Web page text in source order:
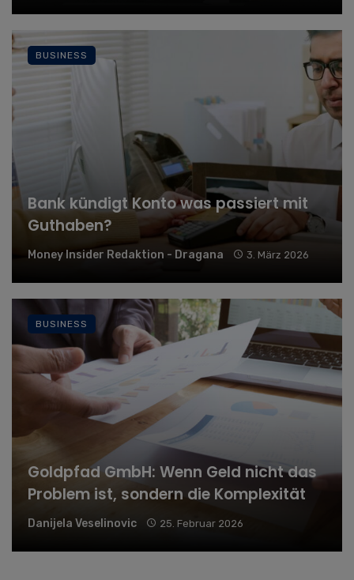
Bank kündigt Konto was passiert mit
Guthaben?
Money Insider Redaktion - Dragana 3. März 2026
BUSINESS
Goldpfad GmbH: Wenn Geld nicht das
Problem ist, sondern die Komplexität
Danijela Veselinovic 25. Februar 2026
BUSINESS